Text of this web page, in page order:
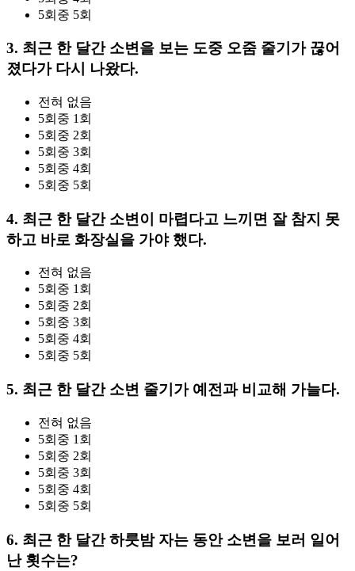
5회중 5회
3. 최근 한 달간 소변을 보는 도중 오줌 줄기가 끊어
졌다가 다시 나왔다.
전혀 없음
5회중 1회
5회중 2회
5회중 3회
5회중 4회
5회중 5회
4. 최근 한 달간 소변이 마렵다고 느끼면 잘 참지 못
하고 바로 화장실을 가야 했다.
전혀 없음
5회중 1회
5회중 2회
5회중 3회
5회중 4회
5회중 5회
5. 최근 한 달간 소변 줄기가 예전과 비교해 가늘다.
전혀 없음
5회중 1회
5회중 2회
5회중 3회
5회중 4회
5회중 5회
6. 최근 한 달간 하룻밤 자는 동안 소변을 보러 일어
난 횟수는?